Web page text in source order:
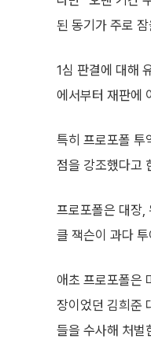
된 동기가 주로
1심 판결에 대해
에서부터 재판에
특히 프로포폴 투
점을 강조했다고
프로포폴은 대장,
클 잭슨이 과다
애초 프로포폴은
장이었던 김희준
들을 수사해 처벌